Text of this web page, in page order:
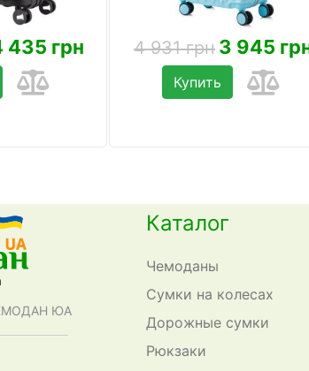
435 грн 4 931 грн 3 945
Купить
ЮА
Каталог
Чемоданы
Сумки на колесах
Дорожные сумки
Рюкзаки